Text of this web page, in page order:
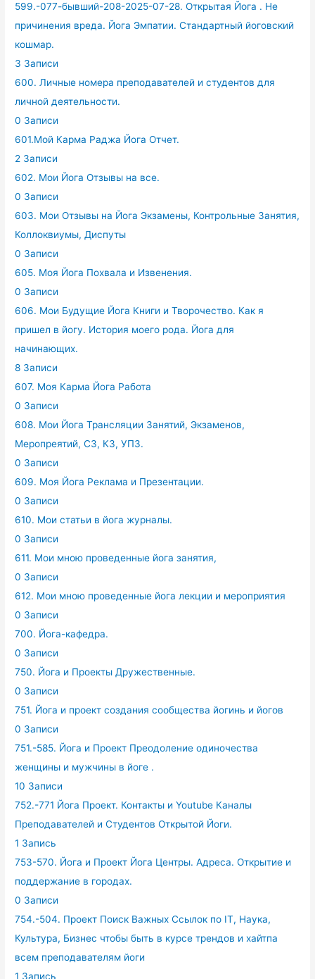
599.-077-бывший-208-2025-07-28. Открытая Йога . Не
причинения вреда. Йога Эмпатии. Стандартный йоговский
кошмар.
3 Записи
600. Личные номера преподавателей и студентов для
личной деятельности.
0 Записи
601.Мой Карма Раджа Йога Отчет.
2 Записи
602. Мои Йога Отзывы на все.
0 Записи
603. Мои Отзывы на Йога Экзамены, Контрольные Занятия,
Коллоквиумы, Диспуты
0 Записи
605. Моя Йога Похвала и Извенения.
0 Записи
606. Мои Будущие Йога Книги и Творочество. Как я
пришел в йогу. История моего рода. Йога для
начинающих.
8 Записи
607. Моя Карма Йога Работа
0 Записи
608. Мои Йога Трансляции Занятий, Экзаменов,
Меропреятий, СЗ, КЗ, УПЗ.
0 Записи
609. Моя Йога Реклама и Презентации.
0 Записи
610. Мои статьи в йога журналы.
0 Записи
611. Мои мною проведенные йога занятия,
0 Записи
612. Мои мною проведенные йога лекции и мероприятия
0 Записи
700. Йога-кафедра.
0 Записи
750. Йога и Проекты Дружественные.
0 Записи
751. Йога и проект создания сообщества йогинь и йогов
0 Записи
751.-585. Йога и Проект Преодоление одиночества
женщины и мужчины в йоге .
10 Записи
752.-771 Йога Проект. Контакты и Youtube Каналы
Преподавателей и Студентов Открытой Йоги.
1 Запись
753-570. Йога и Проект Йога Центры. Адреса. Открытие и
поддержание в городах.
0 Записи
754.-504. Проект Поиск Важных Ссылок по IT, Наука,
Культура, Бизнес чтобы быть в курсе трендов и хайтпа
всем преподавателям йоги
1 Запись